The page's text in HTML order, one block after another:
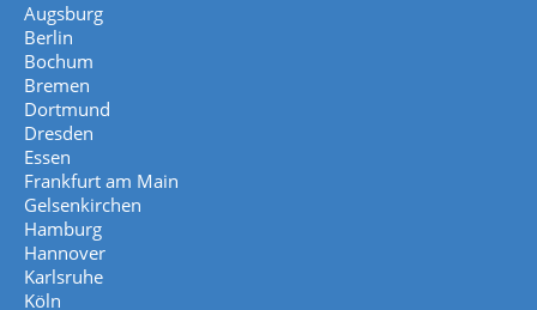
Augsburg
Berlin
Bochum
Bremen
Dortmund
Dresden
Essen
Frankfurt am Main
Gelsenkirchen
Hamburg
Hannover
Karlsruhe
Köln